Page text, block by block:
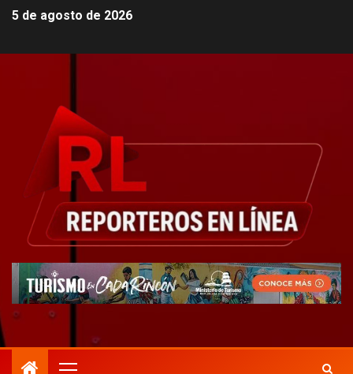
5 de agosto de 2026